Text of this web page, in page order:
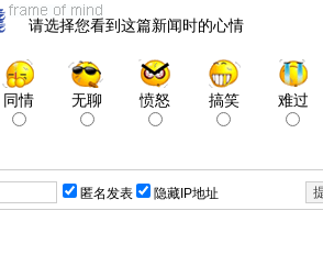
请选择您看到这篇新闻时的心情
同情 无聊 愤怒 搞笑 难过
匿名发表 隐藏IP地址